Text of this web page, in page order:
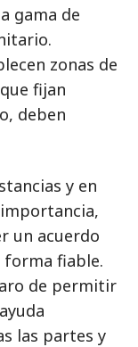
gama de
zonas de
fijan
deben
y en
un acuerdo
forma fiable.
de permitir
las partes y